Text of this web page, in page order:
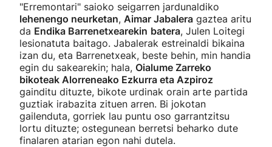
"Erremontari" saioko seigarren jardunaldiko
lehenengo neurketan, Aimar Jabalera gaztea aritu
da Endika Barrenetxearekin batera, Julen Loitegi
lesionatuta baitago. Jabalerak estreinaldi bikaina
izan du, eta Barrenetxeak, beste behin, min handia
egin du sakearekin; hala, Oialume Zarreko
bikoteak Alorreneako Ezkurra eta Azpiroz
gainditu dituzte, bikote urdinak orain arte partida
guztiak irabazita zituen arren. Bi jokotan
gailenduta, gorriek lau puntu oso garrantzitsu
lortu dituzte; ostegunean berretsi beharko dute
finalaren atarian egon nahi dutela.